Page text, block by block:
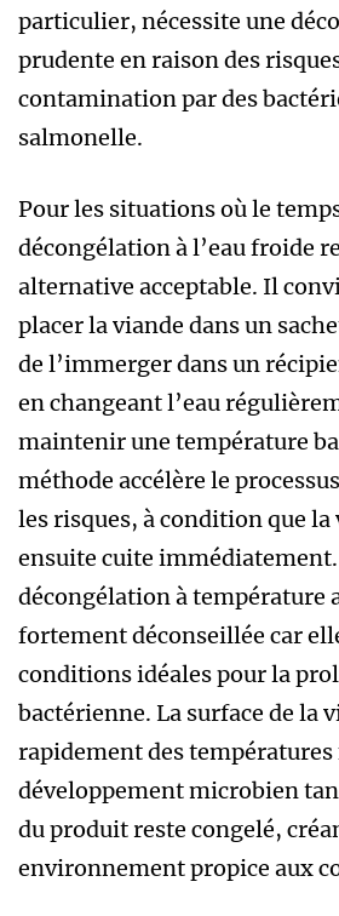
particulier, nécessite une
prudente en raison des
contamination par des
salmonelle.
Pour les situations où le
décongélation à l’eau froide
alternative acceptable. Il
placer la viande dans un
de l’immerger dans un
en changeant l’eau
maintenir une température
méthode accélère le
les risques, à condition que la
ensuite cuite
décongélation à température
fortement déconseillée car
conditions idéales pour la
bactérienne. La surface de la
rapidement des températures
développement microbien
du produit reste congelé,
environnement propice aux